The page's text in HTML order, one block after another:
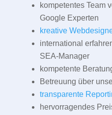
kompetentes Team
Google Experten
kreative
international
SEA-Manager
kompetente
Betreuung über
transparente
hervorragendes